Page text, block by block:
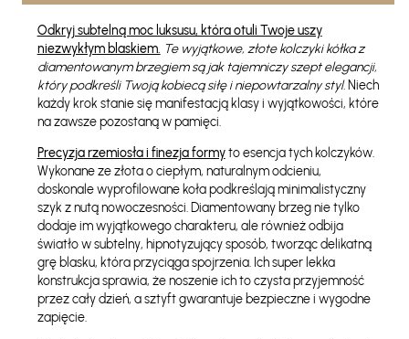
Odkryj subtelną moc luksusu, która otuli Twoje uszy
niezwykłym blaskiem. Te wyjątkowe, złote kolczyki kółka z
diamentowanym brzegiem są jak tajemniczy szept elegancji,
który podkreśli Twoją kobiecą siłę i niepowtarzalny styl.Niech
każdy krok stanie się manifestacją klasy i wyjątkowości, które
na zawsze pozostaną w pamięci.
Precyzja rzemiosła i finezja formyto esencja tych kolczyków.
Wykonane ze złota o ciepłym, naturalnym odcieniu,
doskonale wyprofilowane koła podkreślają minimalistyczny
szyk z nutą nowoczesności. Diamentowany brzeg nie tylko
dodaje im wyjątkowego charakteru, ale również odbija
światło w subtelny, hipnotyzujący sposób, tworząc delikatną
grę blasku, która przyciąga spojrzenia. Ich super lekka
konstrukcja sprawia, że noszenie ich to czysta przyjemność
przez cały dzień, a sztyft gwarantuje bezpieczne i wygodne
zapięcie.